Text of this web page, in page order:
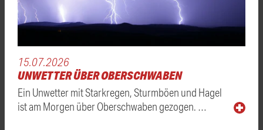
15.07.2026
UNWETTER ÜBER OBERSCHWABEN
Ein Unwetter mit Starkregen, Sturmböen und Hagel
ist am Morgen über Oberschwaben gezogen. …